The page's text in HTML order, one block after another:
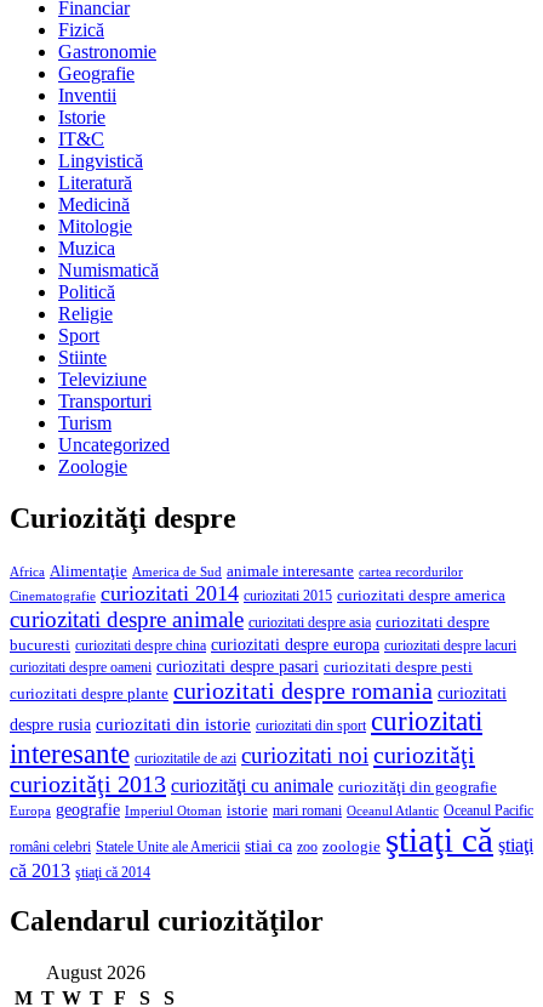
Financiar
Fizică
Gastronomie
Geografie
Inventii
Istorie
IT&C
Lingvistică
Literatură
Medicină
Mitologie
Muzica
Numismatică
Politică
Religie
Sport
Stiinte
Televiziune
Transporturi
Turism
Uncategorized
Zoologie
Curiozităţi despre
Africa Alimentaţie America de Sud animale interesante cartea recordurilor
Cinematografie curiozitati 2014 curiozitati 2015 curiozitati despre america
curiozitati despre animale curiozitati despre asia curiozitati despre
bucuresti curiozitati despre china curiozitati despre europa curiozitati despre lacuri
curiozitati despre oameni curiozitati despre pasari curiozitati despre pesti
curiozitati despre plante curiozitati despre romania curiozitati
despre rusia curiozitati din istorie curiozitati din sport curiozitati
interesante curiozitatile de azi curiozitati noi curiozităţi
curiozităţi 2013 curiozităţi cu animale curiozităţi din geografie
Europa geografie Imperiul Otoman istorie mari romani Oceanul Atlantic Oceanul Pacific
români celebri Statele Unite ale Americii stiai ca zoo zoologie ştiaţi că ştiaţi
că 2013 ştiaţi că 2014
Calendarul curiozităţilor
August 2026
M T W T F S
S